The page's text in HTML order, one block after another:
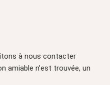
à nous contacter
amiable n’est trouvée, un